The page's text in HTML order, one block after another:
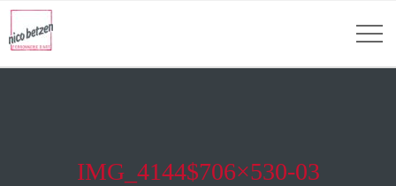
IMG_4144$706×530-03